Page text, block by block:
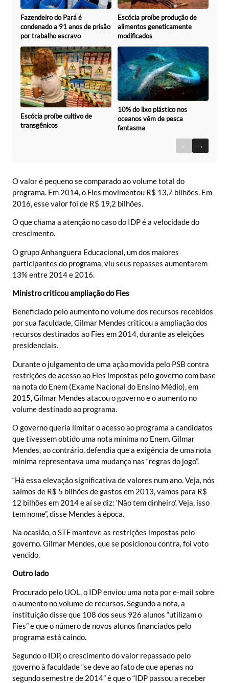
Fazendeiro do Pará é
condenado a 91 anos de prisão
por trabalho escravo
Escócia proíbe produção de
alimentos geneticamente
modificados
Escócia proíbe cultivo de
transgênicos
10% do lixo plástico nos
oceanos vêm de pesca
fantasma
← →
O valor é pequeno se comparado ao volume total do
programa. Em 2014, o Fies movimentou R$ 13,7 bilhões. Em
2016, esse valor foi de R$ 19,2 bilhões.
O que chama a atenção no caso do IDP é a velocidade do
crescimento.
O grupo Anhanguera Educacional, um dos maiores
participantes do programa, viu seus repasses aumentarem
13% entre 2014 e 2016.
Ministro criticou ampliação do Fies
Beneficiado pelo aumento no volume dos recursos recebidos
por sua faculdade, Gilmar Mendes criticou a ampliação dos
recursos destinados ao Fies em 2014, durante as eleições
presidenciais.
Durante o julgamento de uma ação movida pelo PSB contra
restrições de acesso ao Fies impostas pelo governo com base
na nota do Enem (Exame Nacional do Ensino Médio), em
2015, Gilmar Mendes atacou o governo e o aumento no
volume destinado ao programa.
O governo queria limitar o acesso ao programa a candidatos
que tivessem obtido uma nota mínima no Enem. Gilmar
Mendes, ao contrário, defendia que a exigência de uma nota
mínima representava uma mudança nas “regras do jogo”.
“Há essa elevação significativa de valores num ano. Veja, nós
saímos de R$ 5 bilhões de gastos em 2013, vamos para R$
12 bilhões em 2014 e aí se diz: ‘Não tem dinheiro’. Veja, isso
tem nome”, disse Mendes à época.
Na ocasião, o STF manteve as restrições impostas pelo
governo. Gilmar Mendes, que se posicionou contra, foi voto
vencido.
Outro lado
Procurado pelo UOL, o IDP enviou uma nota por e-mail sobre
o aumento no volume de recursos. Segundo a nota, a
instituição disse que 108 dos seus 926 alunos “utilizam o
Fies” e que o número de novos alunos financiados pelo
programa está caindo.
Segundo o IDP, o crescimento do valor repassado pelo
governo à faculdade “se deve ao fato de que apenas no
segundo semestre de 2014” é que o “IDP passou a receber